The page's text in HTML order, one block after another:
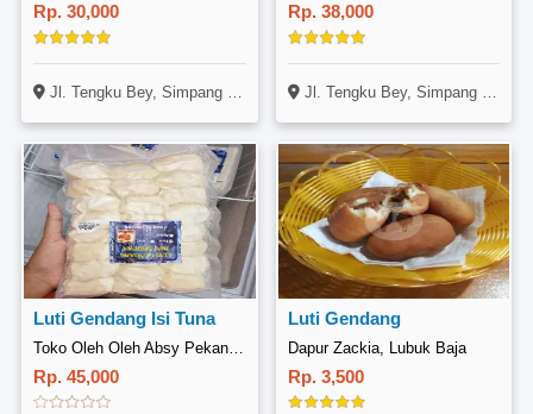
Rp. 30,000
Jl. Tengku Bey, Simpang Tiga, Bukit Raya, Pekanbaru. ( Depan Indomaret )
Rp. 38,000
Jl. Tengku Bey, Simpang Tiga, Bukit Raya, Pekanbaru. ( Depan Indomaret )
Luti Gendang Isi Tuna
Rp. 45,000
Luti Gendang
Dapur Zackia, Lubuk Baja
Rp. 3,500